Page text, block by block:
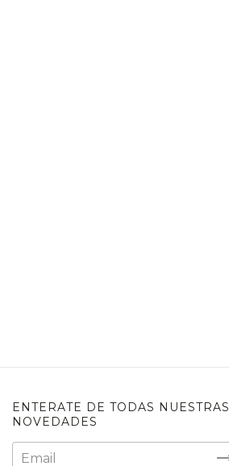
ENTERATE DE TODAS NUESTRAS
NOVEDADES